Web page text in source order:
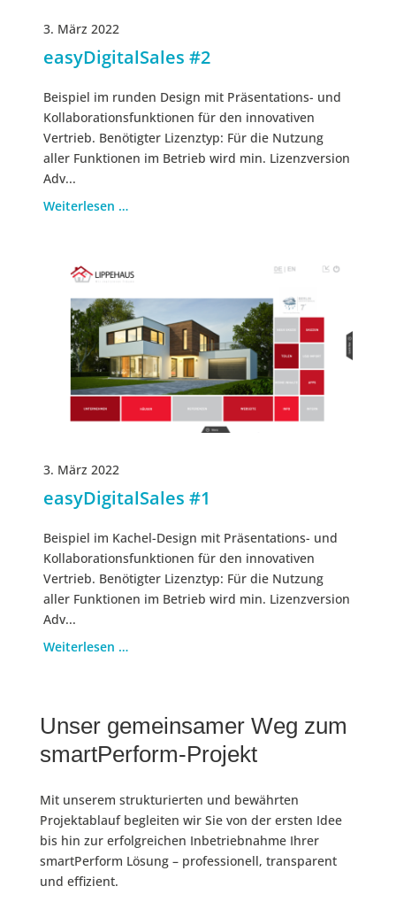
3. März 2022
easyDigitalSales #2
Beispiel im runden Design mit Präsentations- und
Kollaborationsfunktionen für den innovativen
Vertrieb. Benötigter Lizenztyp: Für die Nutzung
aller Funktionen im Betrieb wird min. Lizenzversion
Adv...
Weiterlesen …
3. März 2022
easyDigitalSales #1
Beispiel im Kachel-Design mit Präsentations- und
Kollaborationsfunktionen für den innovativen
Vertrieb. Benötigter Lizenztyp: Für die Nutzung
aller Funktionen im Betrieb wird min. Lizenzversion
Adv...
Weiterlesen …
Unser gemeinsamer Weg zum
smartPerform-Projekt
Mit unserem strukturierten und bewährten
Projektablauf begleiten wir Sie von der ersten Idee
bis hin zur erfolgreichen Inbetriebnahme Ihrer
smartPerform Lösung – professionell, transparent
und effizient.